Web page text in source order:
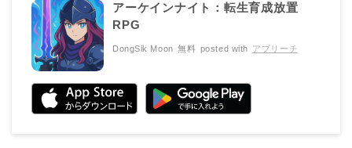
アーケインナイト：転生育成放置
RPG
DongSik Moon 無料 posted with アプリーチ